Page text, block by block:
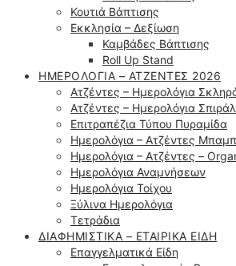
Κουτιά Βάπτισης
Εκκλησία – Δεξίωση
Καμβάδες Βάπτισης
Roll Up Stand
ΗΜΕΡΟΛΌΓΙΑ – ΑΤΖΈΝΤΕΣ 2026
Ατζέντες – Ημερολόγια
Ατζέντες – Ημερολόγια Σπιράλ
Επιτραπέζια Τύπου Πυραμίδα
Ημερολόγια – Ατζέντες
Ημερολόγια – Ατζέντες –
Ημερολόγια Αναμνήσεων
Ημερολόγια Τοίχου
Ξύλινα Ημερολόγια
Τετράδια
ΔΙΑΦΗΜΙΣΤΙΚΆ – ΕΤΑΙΡΙΚΆ ΕΊΔΗ
Επαγγελματικά Είδη